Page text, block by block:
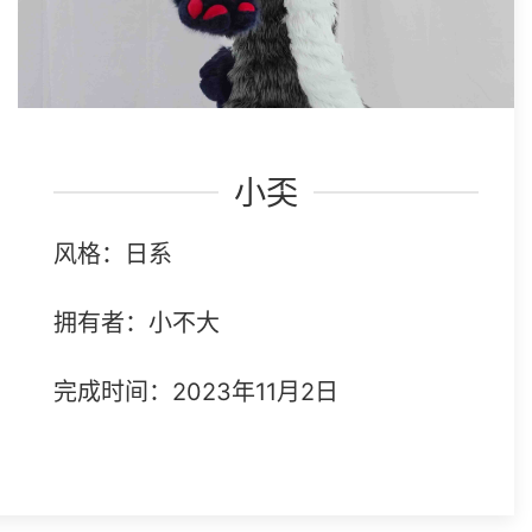
小奀
风格：日系
拥有者：小不大
完成时间：2023年11月2日